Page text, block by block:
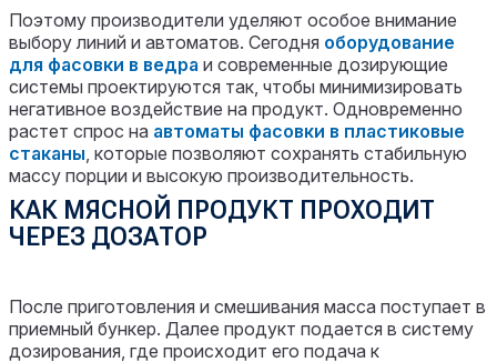
Поэтому производители уделяют особое внимание
выбору линий и автоматов. Сегодня оборудование
для фасовки в ведра и современные дозирующие
системы проектируются так, чтобы минимизировать
негативное воздействие на продукт. Одновременно
растет спрос на автоматы фасовки в пластиковые
стаканы, которые позволяют сохранять стабильную
массу порции и высокую производительность.
КАК МЯСНОЙ ПРОДУКТ ПРОХОДИТ
ЧЕРЕЗ ДОЗАТОР
После приготовления и смешивания масса поступает в
приемный бункер. Далее продукт подается в систему
дозирования, где происходит его подача к